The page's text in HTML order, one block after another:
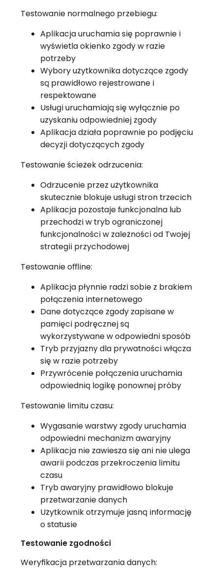
Testowanie normalnego przebiegu:
Aplikacja uruchamia się poprawnie i
wyświetla okienko zgody w razie
potrzeby
Wybory użytkownika dotyczące zgody
są prawidłowo rejestrowane i
respektowane
Usługi uruchamiają się wyłącznie po
uzyskaniu odpowiedniej zgody
Aplikacja działa poprawnie po podjęciu
decyzji dotyczących zgody
Testowanie ścieżek odrzucenia:
Odrzucenie przez użytkownika
skutecznie blokuje usługi stron trzecich
Aplikacja pozostaje funkcjonalna lub
przechodzi w tryb ograniczonej
funkcjonalności w zależności od Twojej
strategii przychodowej
Testowanie offline:
Aplikacja płynnie radzi sobie z brakiem
połączenia internetowego
Dane dotyczące zgody zapisane w
pamięci podręcznej są
wykorzystywane w odpowiedni sposób
Tryb przyjazny dla prywatności włącza
się w razie potrzeby
Przywrócenie połączenia uruchamia
odpowiednią logikę ponownej próby
Testowanie limitu czasu:
Wygasanie warstwy zgody uruchamia
odpowiedni mechanizm awaryjny
Aplikacja nie zawiesza się ani nie ulega
awarii podczas przekroczenia limitu
czasu
Tryb awaryjny prawidłowo blokuje
przetwarzanie danych
Użytkownik otrzymuje jasną informację
o statusie
Testowanie zgodności
Weryfikacja przetwarzania danych: